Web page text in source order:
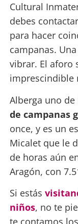
Cultural
debes
para hacer
campanas.
vibrar. El aforo
imprescindible
Alberga uno de
de campanas
once, y es un
Micalet que le
de horas aún
Aragón, con
Si estás
niños, no te
te contamos